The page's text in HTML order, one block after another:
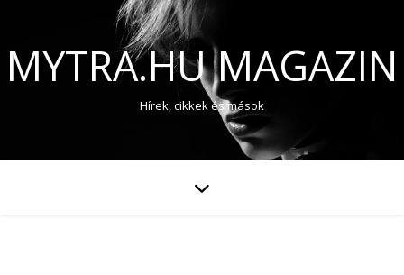
MYTRA.HU MAGAZIN
Hírek, cikkek és mások